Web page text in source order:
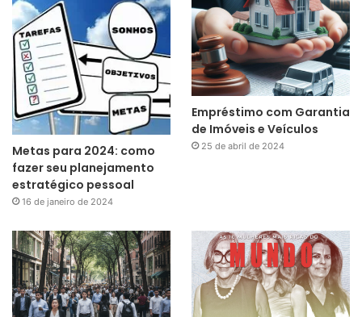
Metas para 2024: como
fazer seu planejamento
estratégico pessoal
16 de janeiro de 2024
Empréstimo com Garantia
de Imóveis e Veículos
25 de abril de 2024